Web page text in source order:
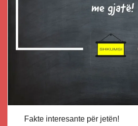
Fakte interesante për jetën!